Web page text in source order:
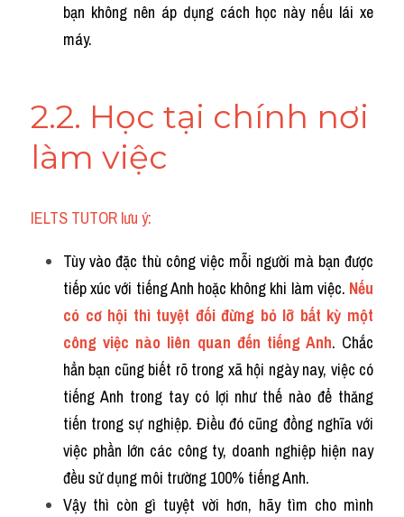
bạn không nên áp dụng cách học này nếu lái xe
máy.
2.2. Học tại chính nơi
làm việc
IELTS TUTOR lưu ý:
Tùy vào đặc thù công việc mỗi người mà bạn được
tiếp xúc với tiếng Anh hoặc không khi làm việc. Nếu
có cơ hội thì tuyệt đối đừng bỏ lỡ bất kỳ một
công việc nào liên quan đến tiếng Anh. Chắc
hẳn bạn cũng biết rõ trong xã hội ngày nay, việc có
tiếng Anh trong tay có lợi như thế nào để thăng
tiến trong sự nghiệp. Điều đó cũng đồng nghĩa với
việc phần lớn các công ty, doanh nghiệp hiện nay
đều sử dụng môi trường 100% tiếng Anh.
Vậy thì còn gì tuyệt vời hơn, hãy tìm cho mình